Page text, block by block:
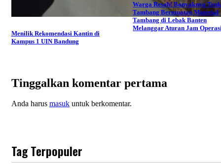
Menilik Rekomendasi Kantin di
Kampus 1 UIN Bandung
Warga Resah! Banyaknya Truk
Tambang Bermuatan Material
Tambang di Lebak Banten
Melanggar Aturan Jam
Tinggalkan komentar pertama
Anda harus masuk untuk berkomentar.
Tag Terpopuler